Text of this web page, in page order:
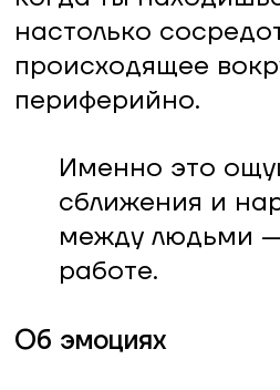
настолько
происходящее
периферийно.
Именно это
сближения и
между людьми
работе.
Об эмоциях